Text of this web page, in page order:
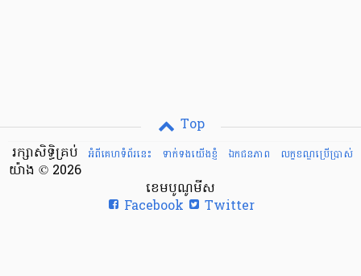
Top
អំពីគេហទំព័រនេះ
ទាក់ទងយើងខ្ញំ ឯកជនភាព លក្ខខណ្ឌ​ប្រើ​ប្រាស់
រក្សាសិទ្ធិគ្រប់
យ៉ាង © 2026
ខេមបូណូមីស
Facebook
Twitter